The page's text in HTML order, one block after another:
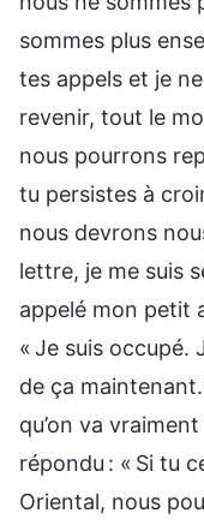
sommes plus
tes appels et je
revenir, tout le
nous pourrons
tu persistes à
nous devrons
lettre, je me suis
appelé mon petit
« Je suis occupé.
de ça
qu’on va
répondu : « Si tu
Oriental, nous